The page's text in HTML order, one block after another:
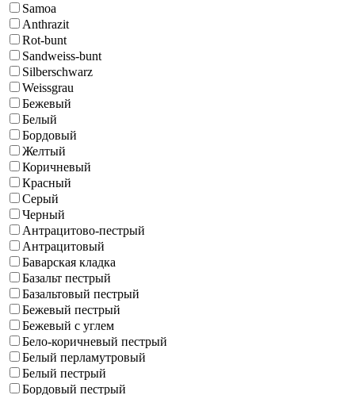
Samoa
Anthrazit
Rot-bunt
Sandweiss-bunt
Silberschwarz
Weissgrau
Бежевый
Белый
Бордовый
Желтый
Коричневый
Красный
Серый
Черный
Антрацитово-пестрый
Антрацитовый
Баварская кладка
Базальт пестрый
Базальтовый пестрый
Бежевый пестрый
Бежевый с углем
Бело-коричневый пестрый
Белый перламутровый
Белый пестрый
Бордовый пестрый